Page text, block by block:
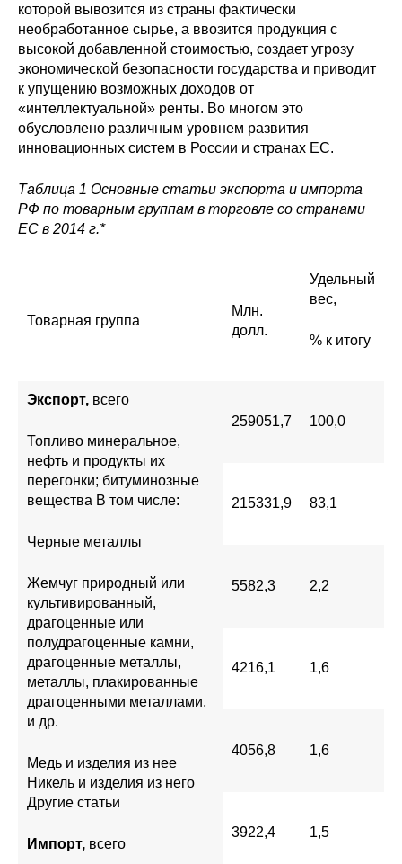
которой вывозится из страны фактически
необработанное сырье, а ввозится продукция с
высокой добавленной стоимостью, создает угрозу
экономической безопасности государства и приводит
к упущению возможных доходов от
«интеллектуальной» ренты. Во многом это
обусловлено различным уровнем развития
инновационных систем в России и странах ЕС.
Таблица 1 Основные статьи экспорта и импорта
РФ по товарным группам в торговле со странами
ЕС в 2014 г.*
Товарная группа
Млн.
долл.
Удельный
вес,
% к итогу
Экспорт, всего
Топливо минеральное,
нефть и продукты их
перегонки; битуминозные
вещества В том числе:
Черные металлы
Жемчуг природный или
культивированный,
драгоценные или
полудрагоценные камни,
драгоценные металлы,
металлы, плакированные
драгоценными металлами,
и др.
Медь и изделия из нее
Никель и изделия из него
Другие статьи
Импорт, всего
259051,7 100,0
215331,9 83,1
5582,3 2,2
4216,1 1,6
4056,8 1,6
3922,4 1,5